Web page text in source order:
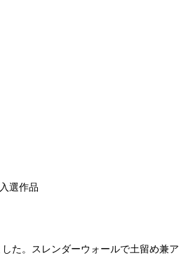
選作品
た。スレンダーウォールで土留め兼